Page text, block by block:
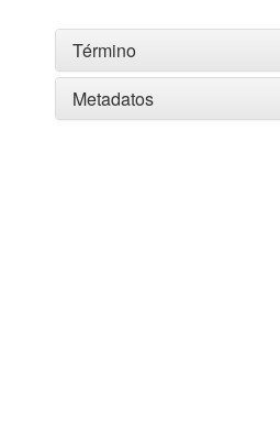
Término
Metadatos